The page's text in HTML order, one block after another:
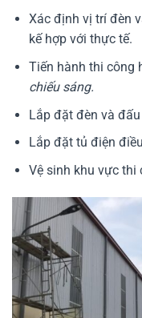
Xác định vị trí đèn
kế hợp với thực tế.
Tiến hành thi công
chiếu sáng.
Lắp đặt đèn và
Lắp đặt tủ điện
Vệ sinh khu vực thi